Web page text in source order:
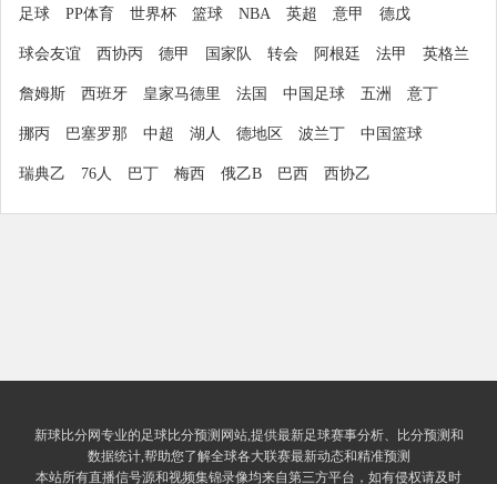
足球 PP体育 世界杯 篮球 NBA 英超 意甲 德戊
球会友谊 西协丙 德甲 国家队 转会 阿根廷 法甲 英格兰
詹姆斯 西班牙 皇家马德里 法国 中国足球 五洲 意丁
挪丙 巴塞罗那 中超 湖人 德地区 波兰丁 中国篮球
瑞典乙 76人 巴丁 梅西 俄乙B 巴西 西协乙
新球比分网专业的足球比分预测网站,提供最新足球赛事分析、比分预测和
数据统计,帮助您了解全球各大联赛最新动态和精准预测
本站所有直播信号源和视频集锦录像均来自第三方平台，如有侵权请及时